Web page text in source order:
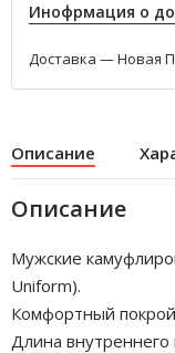
Инофрмация о
Доставка — Новая
Описание
Описание
Мужские
Uniform).
Комфортный
Длина внутреннего